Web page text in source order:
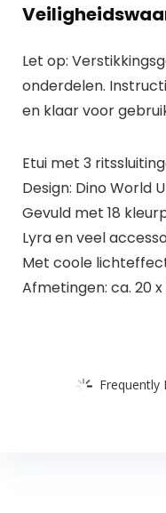
Let op:
onderdelen.
en klaar voor
Etui met 3
Design: Dino World
Gevuld met 18
Lyra en veel
Met coole
Afmetingen: ca. 20 x
Frequently